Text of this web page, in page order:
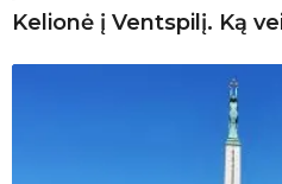
Kelionė į Ventspilį. Ką